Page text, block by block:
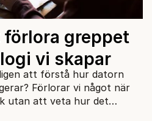
greppet
vi skapar
att förstå hur datorn
Förlorar vi något när
utan att veta hur det